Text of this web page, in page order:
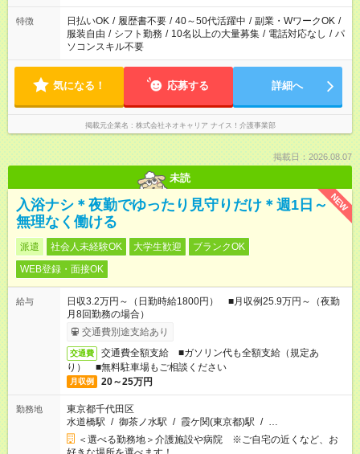
特徴 日払いOK / 履歴書不要 / 40～50代活躍中 / 副業・WワークOK /
服装自由 / シフト勤務 / 10名以上の大量募集 / 電話対応なし / パ
ソコンスキル不要
気になる！ 応募する 詳細へ
掲載元企業名 株式会社ネオキャリア ナイス！介護事業部
掲載日：2026.08.07
未読
NEW
入浴ナシ＊夜勤でゆったり見守りだけ＊週1日～
無理なく働ける
派遣 社会人未経験OK 大学生歓迎
ブランクOK
WEB登録・面接OK
給与
日収3.2万円～（日勤時給1800円） ■月収例25.9万円～（夜勤
月8回勤務の場合）
交通費別途支給あり
交通費
交通費全額支給 ■ガソリン代も全額支給（規定あ
り） ■無料駐車場もご相談ください
月収例 20～25万円
勤務地
東京都千代田区
水道橋駅 / 御茶ノ水駅 / 霞ケ関(東京都)駅 / …
＜選べる勤務地＞介護施設や病院 ※ご自宅の近くなど、お